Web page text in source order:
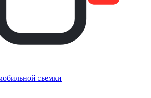
съемки